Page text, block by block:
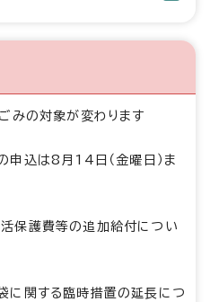
みの対象が変わります
申込は8月14日（金曜日）ま
保護費等の追加給付につい
に関する臨時措置の延長につ